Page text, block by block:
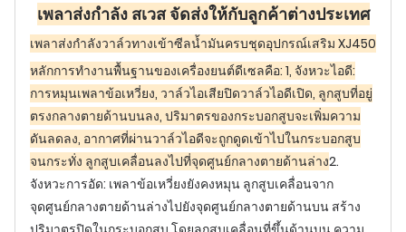
เพลาส่งกำลัง สเวส จัดส่งให้กับลูกค้าต่างประเทศ
เพลาส่งกำลังวาล์วทางเข้าซีลน้ำมันครบชุดอุปกรณ์เสริม XJ450
หลักการทำงานพื้นฐานของเครื่องยนต์ดีเซลคือ: 1, จังหวะไอดี:
การหมุนเพลาข้อเหวี่ยง, วาล์วไอเสียปิดวาล์วไอดีเปิด, ลูกสูบที่อยู่
ตรงกลางตายด้านบนลง, ปริมาตรของกระบอกสูบจะเพิ่มความ
ดันลดลง, อากาศที่ผ่านวาล์วไอดีจะถูกดูดเข้าไปในกระบอกสูบ
จนกระทั่ง ลูกสูบเคลื่อนลงไปที่จุดศูนย์กลางตายด้านล่าง2.
จังหวะการอัด: เพลาข้อเหวี่ยงยังคงหมุน ลูกสูบเคลื่อนจาก
จุดศูนย์กลางตายด้านล่างไปยังจุดศูนย์กลางตายด้านบน สร้าง